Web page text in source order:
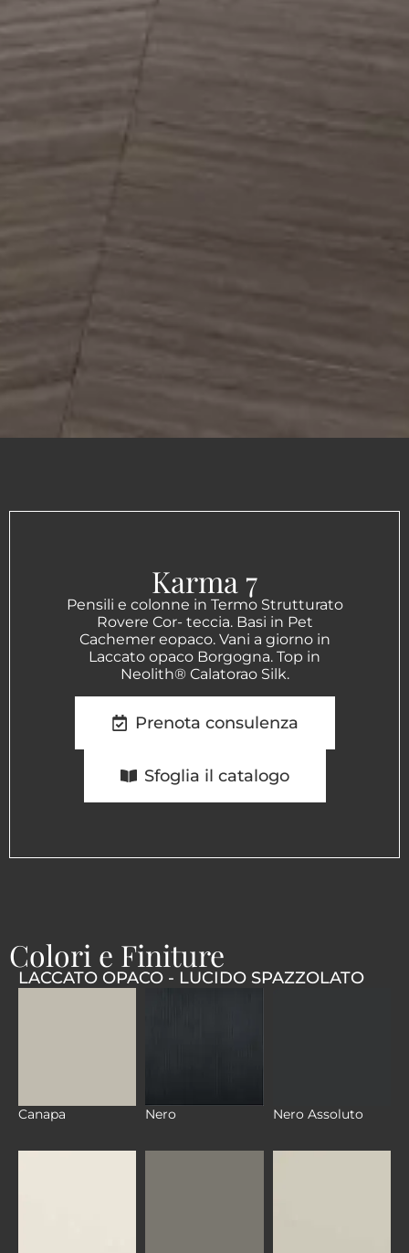
Karma 7
Pensili e colonne in Termo Strutturato
Rovere Cor- teccia. Basi in Pet
Cachemer eopaco. Vani a giorno in
Laccato opaco Borgogna. Top in
Neolith® Calatorao Silk.
Prenota consulenza
Sfoglia il catalogo
Colori e Finiture
LACCATO OPACO - LUCIDO SPAZZOLATO
Canapa Nero Nero Assoluto